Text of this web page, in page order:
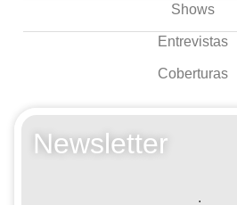
Shows
Entrevistas
Coberturas
Newsletter
.